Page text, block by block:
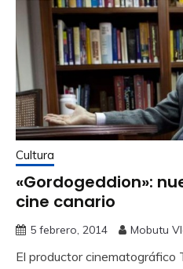
Cultura
«Gordogeddion»:
cine canario
5 febrero, 2014 Mobutu
El productor cinematográfico